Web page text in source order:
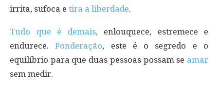
irrita, sufoca e tira a liberdade.
Tudo que é demais, enlouquece, estremece e
endurece.Ponderação, este é o segredo e o
equilíbrio para que duas pessoas possam se amar
sem medir.